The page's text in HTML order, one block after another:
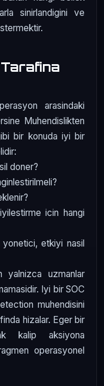
sinirlandigini ve
arasindaki
Muhendislikten
bir konuda iyi bir
doner?
icin hangi
etkiyi nasil
yalnizca uzmanlar
Iyi bir SOC
muhendisini
hizalar. Eger bir
kalip aksiyona
operasyonel